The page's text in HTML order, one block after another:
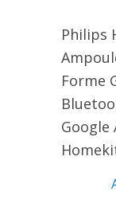
Philips
Forme
Google